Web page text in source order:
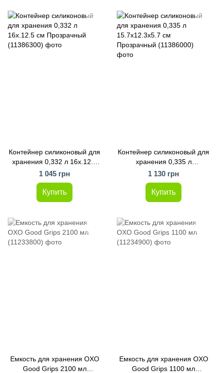
Контейнер силиконовый для
хранения 0,332 л 16х.12.5
см Прозрачный (11386300)
1 045 грн
Купить
Контейнер силиконовый для
хранения 0,335 л
15.7х12.3х5.7 см
Прозрачный (11386000)
1 130 грн
Купить
Емкость для хранения OXO
Good Grips 2100 мл
Емкость для хранения OXO
Good Grips 1100 мл